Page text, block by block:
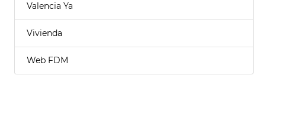
Valencia Ya
Vivienda
Web FDM